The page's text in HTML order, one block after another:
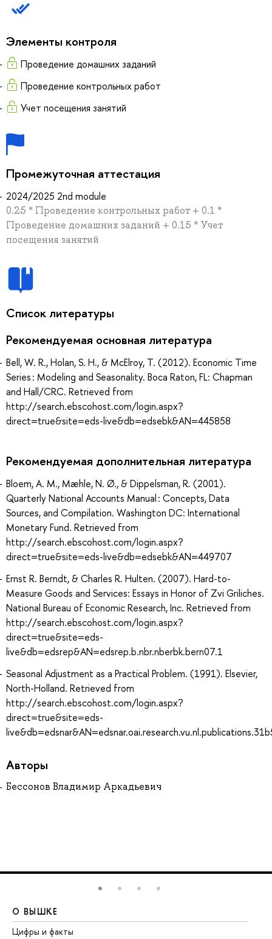
Элементы контроля
Проведение домашних заданий
Проведение контрольных работ
Учет посещения занятий
Промежуточная аттестация
2024/2025 2nd module
0.25 * Проведение контрольных работ + 0.1 *
Проведение домашних заданий + 0.15 * Учет
посещения занятий
Список литературы
Рекомендуемая основная литература
Bell, W. R., Holan, S. H., & McElroy, T. (2012). Economic Time
Series : Modeling and Seasonality. Boca Raton, FL: Chapman
and Hall/CRC. Retrieved from
http://search.ebscohost.com/login.aspx?
direct=true&site=eds-live&db=edsebk&AN=445858
Рекомендуемая дополнительная литература
Bloem, A. M., Mæhle, N. Ø., & Dippelsman, R. (2001).
Quarterly National Accounts Manual : Concepts, Data
Sources, and Compilation. Washington DC: International
Monetary Fund. Retrieved from
http://search.ebscohost.com/login.aspx?
direct=true&site=eds-live&db=edsebk&AN=449707
Ernst R. Berndt, & Charles R. Hulten. (2007). Hard-to-
Measure Goods and Services: Essays in Honor of Zvi Griliches.
National Bureau of Economic Research, Inc. Retrieved from
http://search.ebscohost.com/login.aspx?
direct=true&site=eds-
live&db=edsrep&AN=edsrep.b.nbr.nberbk.bern07.1
Seasonal Adjustment as a Practical Problem. (1991). Elsevier,
North-Holland. Retrieved from
http://search.ebscohost.com/login.aspx?
direct=true&site=eds-
Авторы
Бессонов Владимир Аркадьевич
О ВЫШКЕ
Цифры и факты